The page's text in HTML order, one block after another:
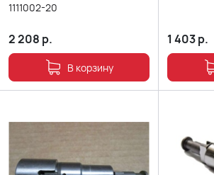
1111002-20
2 208 р.
В корзину
1 403р.